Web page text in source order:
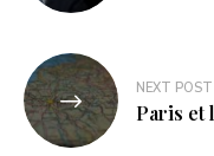
l’article
NEXT POST
Paris et